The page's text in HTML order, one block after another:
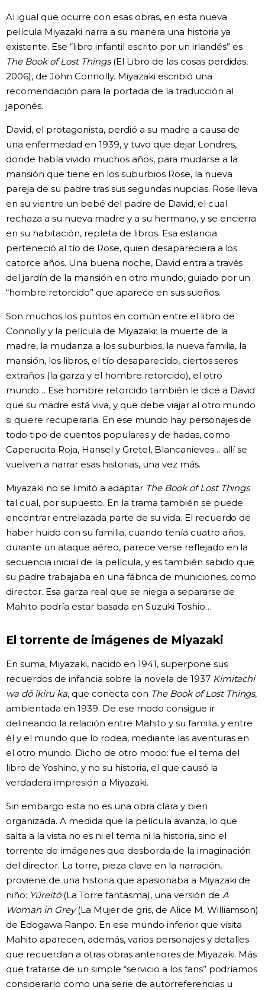
Al igual que ocurre con esas obras, en esta nueva
película Miyazaki narra a su manera una historia ya
existente. Ese “libro infantil escrito por un irlandés” es
The Book of Lost Things(El Libro de las cosas perdidas,
2006), de John Connolly. Miyazaki escribió una
recomendación para la portada de la traducción al
japonés.
David, el protagonista, perdió a su madre a causa de
una enfermedad en 1939, y tuvo que dejar Londres,
donde había vivido muchos años, para mudarse a la
mansión que tiene en los suburbios Rose, la nueva
pareja de su padre tras sus segundas nupcias. Rose lleva
en su vientre un bebé del padre de David, el cual
rechaza a su nueva madre y a su hermano, y se encierra
en su habitación, repleta de libros. Esa estancia
perteneció al tío de Rose, quien desapareciera a los
catorce años. Una buena noche, David entra a través
del jardín de la mansión en otro mundo, guiado por un
“hombre retorcido” que aparece en sus sueños.
Son muchos los puntos en común entre el libro de
Connolly y la película de Miyazaki: la muerte de la
madre, la mudanza a los suburbios, la nueva familia, la
mansión, los libros, el tío desaparecido, ciertos seres
extraños (la garza y el hombre retorcido), el otro
mundo… Ese hombre retorcido también le dice a David
que su madre está viva, y que debe viajar al otro mundo
si quiere recuperarla. En ese mundo hay personajes de
todo tipo de cuentos populares y de hadas, como
Caperucita Roja, Hansel y Gretel, Blancanieves… allí se
vuelven a narrar esas historias, una vez más.
Miyazaki no se limitó a adaptar The Book of Lost Things
tal cual, por supuesto. En la trama también se puede
encontrar entrelazada parte de su vida. El recuerdo de
haber huido con su familia, cuando tenía cuatro años,
durante un ataque aéreo, parece verse reflejado en la
secuencia inicial de la película, y es también sabido que
su padre trabajaba en una fábrica de municiones, como
director. Esa garza real que se niega a separarse de
Mahito podría estar basada en Suzuki Toshio…
El torrente de imágenes de Miyazaki
En suma, Miyazaki, nacido en 1941, superpone sus
recuerdos de infancia sobre la novela de 1937 Kimitachi
wa dō ikiru ka, que conecta con The Book of Lost Things,
ambientada en 1939. De ese modo consigue ir
delineando la relación entre Mahito y su familia, y entre
él y el mundo que lo rodea, mediante las aventuras en
el otro mundo. Dicho de otro modo: fue el tema del
libro de Yoshino, y no su historia, el que causó la
verdadera impresión a Miyazaki.
Sin embargo esta no es una obra clara y bien
organizada. A medida que la película avanza, lo que
salta a la vista no es ni el tema ni la historia, sino el
torrente de imágenes que desborda de la imaginación
del director. La torre, pieza clave en la narración,
proviene de una historia que apasionaba a Miyazaki de
niño: Yūreitō(La Torre fantasma), una versión de A
Woman in Grey(La Mujer de gris, de Alice M. Williamson)
de Edogawa Ranpo. En ese mundo inferior que visita
Mahito aparecen, además, varios personajes y detalles
que recuerdan a otras obras anteriores de Miyazaki. Más
que tratarse de un simple “servicio a los fans” podríamos
considerarlo como una serie de autorreferencias u